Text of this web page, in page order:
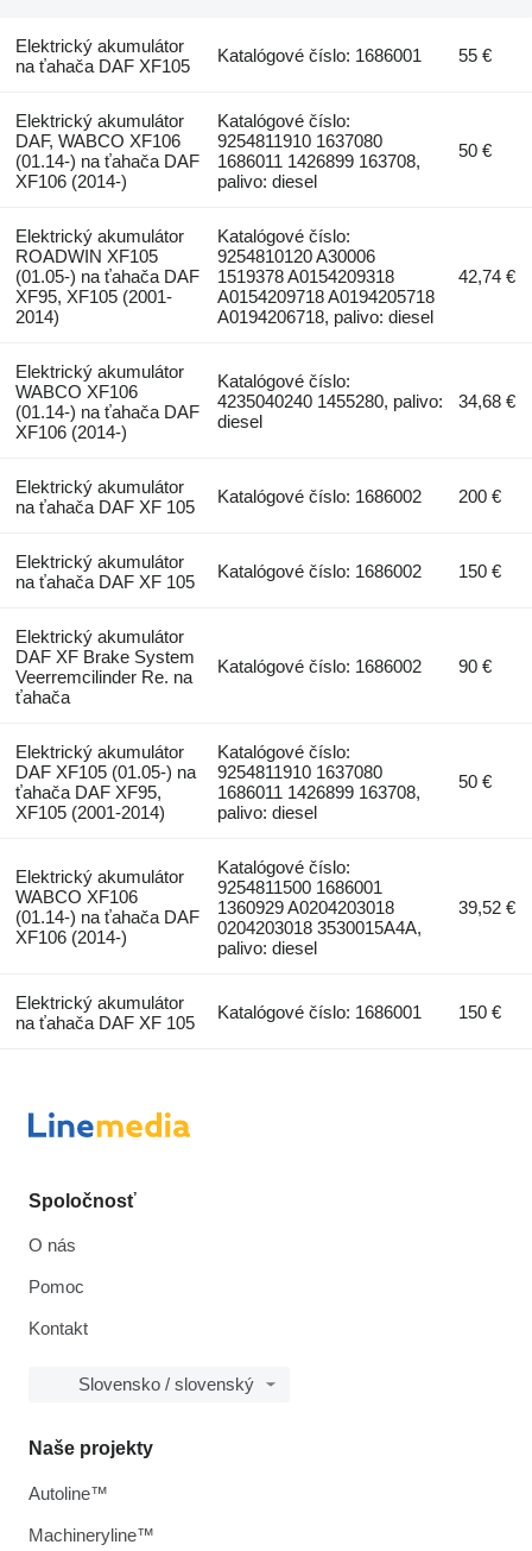
Elektrický akumulátor
na ťahača DAF XF105
Katalógové číslo: 1686001 55 €
Elektrický akumulátor
DAF, WABCO XF106
(01.14-) na ťahača DAF
XF106 (2014-)
Katalógové číslo:
9254811910 1637080
1686011 1426899 163708,
palivo: diesel
50 €
Elektrický akumulátor
ROADWIN XF105
(01.05-) na ťahača DAF
XF95, XF105 (2001-
2014)
Katalógové číslo:
9254810120 A30006
1519378 A0154209318
A0154209718 A0194205718
A0194206718, palivo: diesel
42,74 €
Elektrický akumulátor
WABCO XF106
(01.14-) na ťahača DAF
XF106 (2014-)
Katalógové číslo:
4235040240 1455280, palivo:
diesel
34,68 €
Elektrický akumulátor
na ťahača DAF XF 105
Katalógové číslo: 1686002 200 €
Elektrický akumulátor
na ťahača DAF XF 105
Katalógové číslo: 1686002 150 €
Elektrický akumulátor
DAF XF Brake System
Veerremcilinder Re. na
ťahača
Katalógové číslo: 1686002 90 €
Elektrický akumulátor
DAF XF105 (01.05-) na
ťahača DAF XF95,
XF105 (2001-2014)
Katalógové číslo:
9254811910 1637080
1686011 1426899 163708,
palivo: diesel
50 €
Elektrický akumulátor
WABCO XF106
(01.14-) na ťahača DAF
XF106 (2014-)
Katalógové číslo:
9254811500 1686001
1360929 A0204203018
0204203018 3530015A4A,
palivo: diesel
39,52 €
Elektrický akumulátor
na ťahača DAF XF 105
Katalógové číslo: 1686001 150 €
Spoločnosť
O nás
Pomoc
Kontakt
Slovensko / slovenský
Naše projekty
Autoline™
Machineryline™